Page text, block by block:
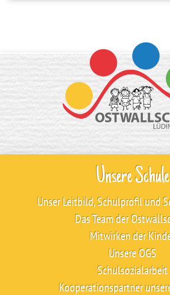
Unsere Schule
Unser Leitbild, Schulprofil und
Das Team der
Mitwirken der
Unsere OGS
Schulsozialarbeit
Kooperationspartner